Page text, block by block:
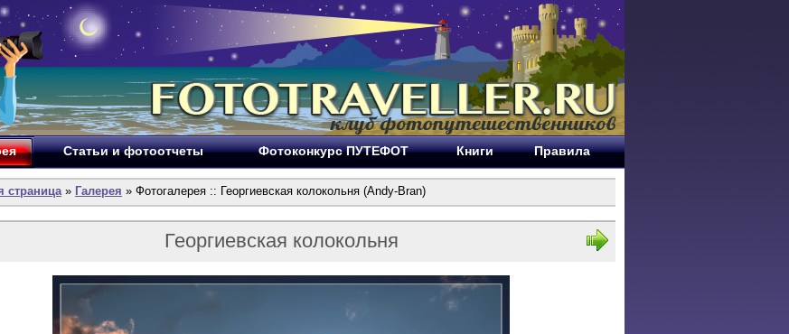
Статьи и фотоотчеты Фотоконкурс ПУТЕФОТ Книги Правила
страница» Галерея » Фотогалерея :: Георгиевская колокольня (Andy-Bran)
Георгиевская колокольня